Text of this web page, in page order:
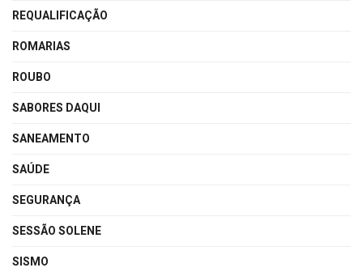
REQUALIFICAÇÃO
ROMARIAS
ROUBO
SABORES DAQUI
SANEAMENTO
SAÚDE
SEGURANÇA
SESSÃO SOLENE
SISMO